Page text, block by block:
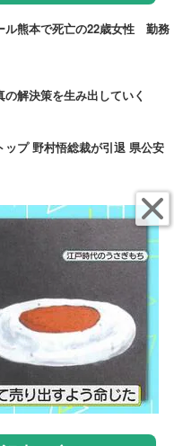
ル熊本で死亡の22歳女性 勤務
解決策を生み出していく
プ 野村悟総裁が引退 県公安